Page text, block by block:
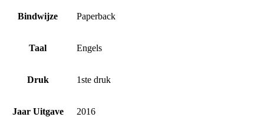
Bindwijze Paperback
Taal Engels
Druk 1ste druk
Jaar Uitgave 2016